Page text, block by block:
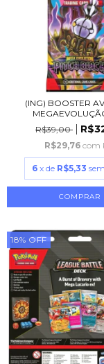
(ING) BOOSTER
R$39,00
R$29,76 com
6 x de R$5,33
18% OFF